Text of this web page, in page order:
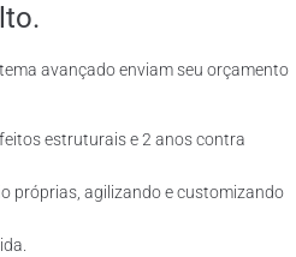
avançado enviam seu orçamento
estruturais e 2 anos contra
próprias, agilizando e customizando